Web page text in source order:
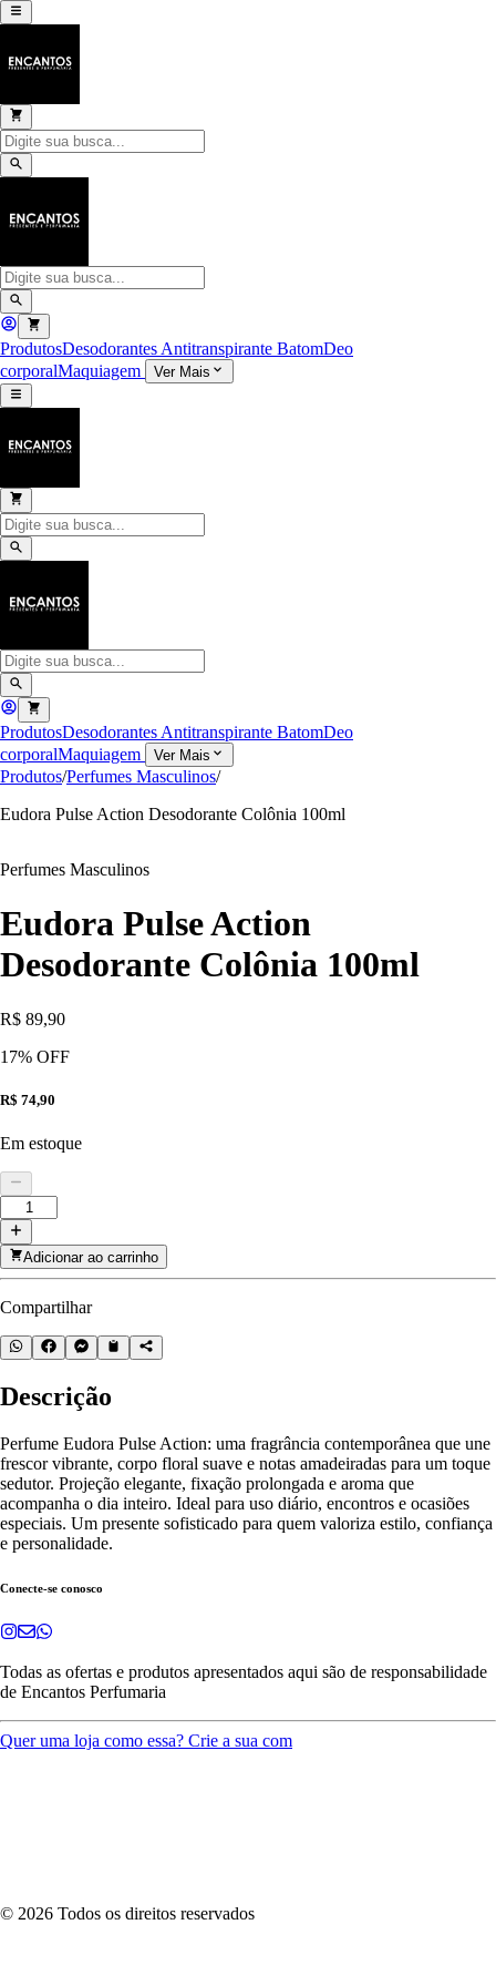
ProdutosDesodorantes Antitranspirante BatomDeo
corporalMaquiagem Ver Mais
ProdutosDesodorantes Antitranspirante BatomDeo
corporalMaquiagem Ver Mais
Produtos/Perfumes Masculinos/
Eudora Pulse Action Desodorante Colônia 100ml
Perfumes Masculinos
Eudora Pulse Action
Desodorante Colônia 100ml
R$ 89,90
17% OFF
R$ 74,90
Em estoque
Adicionar ao carrinho
Compartilhar
Descrição
Perfume Eudora Pulse Action: uma fragrância contemporânea que une
frescor vibrante, corpo floral suave e notas amadeiradas para um toque
sedutor. Projeção elegante, fixação prolongada e aroma que
acompanha o dia inteiro. Ideal para uso diário, encontros e ocasiões
especiais. Um presente sofisticado para quem valoriza estilo, confiança
e personalidade.
Conecte-se conosco
Todas as ofertas e produtos apresentados aqui são de responsabilidade
de Encantos Perfumaria
Quer uma loja como essa? Crie a sua com
© 2026 Todos os direitos reservados